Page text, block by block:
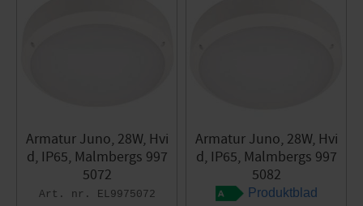
Armatur Juno, 28W, Hvi
d, IP65, Malmbergs 997
5072
EL9975072
Armatur Juno, 28W, Hvi
d, IP65, Malmbergs 997
5082
Produktblad